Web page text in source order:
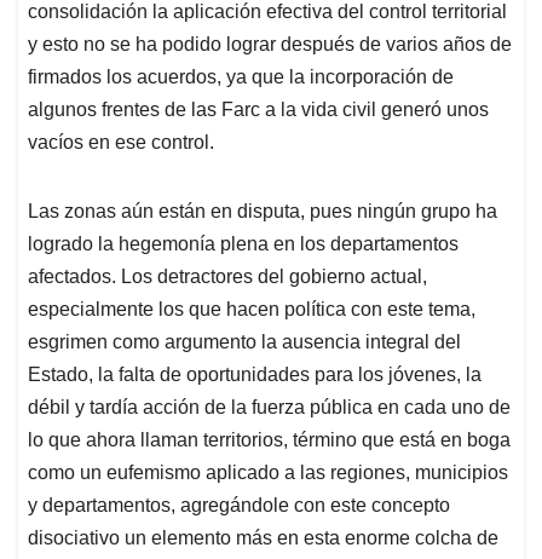
consolidación la aplicación efectiva del control territorial
y esto no se ha podido lograr después de varios años de
firmados los acuerdos, ya que la incorporación de
algunos frentes de las Farc a la vida civil generó unos
vacíos en ese control.
Las zonas aún están en disputa, pues ningún grupo ha
logrado la hegemonía plena en los departamentos
afectados. Los detractores del gobierno actual,
especialmente los que hacen política con este tema,
esgrimen como argumento la ausencia integral del
Estado, la falta de oportunidades para los jóvenes, la
débil y tardía acción de la fuerza pública en cada uno de
lo que ahora llaman territorios, término que está en boga
como un eufemismo aplicado a las regiones, municipios
y departamentos, agregándole con este concepto
disociativo un elemento más en esta enorme colcha de